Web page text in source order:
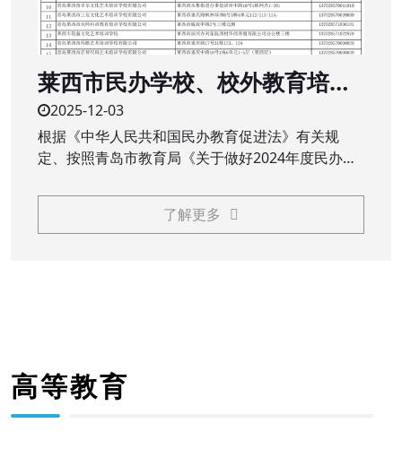
莱西市民办学校、校外教育培训
机构2024年度办学年检结果公示
2025-12-03
根据《中华人民共和国民办教育促进法》有关规
定、按照青岛市教育局《关于做好2024年度民办教
号）要求，莱西市教育和体育局对民办学校（民办
中小学、职业学校）、校外教育培训机构2024年度
了解更多
高等教育